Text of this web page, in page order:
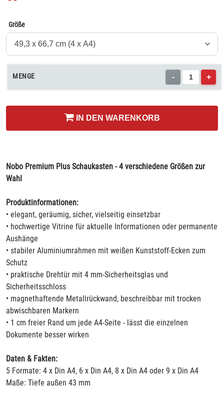
Größe
MENGE - +
IN DEN WARENKORB
Nobo Premium Plus Schaukasten - 4 verschiedene Größen zur
Wahl
Produktinformationen:
• elegant, geräumig, sicher, vielseitig einsetzbar
• hochwertige Vitrine für aktuelle Informationen oder permanente
Aushänge
• stabiler Aluminiumrahmen mit weißen Kunststoff-Ecken zum
Schutz
• praktische Drehtür mit 4 mm-Sicherheitsglas und
Sicherheitsschloss
• magnethaftende Metallrückwand, beschreibbar mit trocken
abwischbaren Markern
• 1 cm freier Rand um jede A4-Seite - lässt die einzelnen
Dokumente besser wirken
Daten & Fakten:
5 Formate: 4 x Din A4, 6 x Din A4, 8 x Din A4 oder 9 x Din A4
Maße: Tiefe außen 43 mm